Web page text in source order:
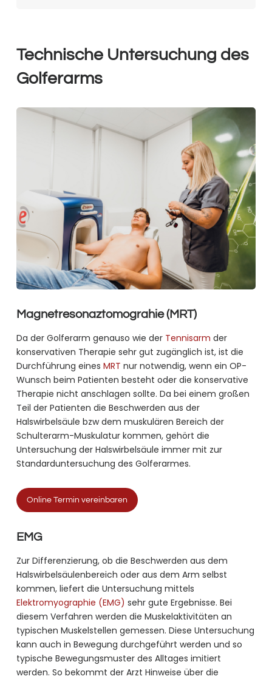
Technische Untersuchung des
Golferarms
Magnetresonaztomograhie (MRT)
Da der Golferarm genauso wie der Tennisarm der
konservativen Therapie sehr gut zugänglich ist, ist die
Durchführung eines MRT nur notwendig, wenn ein OP-
Wunsch beim Patienten besteht oder die konservative
Therapie nicht anschlagen sollte. Da bei einem großen
Teil der Patienten die Beschwerden aus der
Halswirbelsäule bzw dem muskulären Bereich der
Schulterarm-Muskulatur kommen, gehört die
Untersuchung der Halswirbelsäule immer mit zur
Standarduntersuchung des Golferarmes.
Online Termin vereinbaren
EMG
Zur Differenzierung, ob die Beschwerden aus dem
Halswirbelsäulenbereich oder aus dem Arm selbst
kommen, liefert die Untersuchung mittels
Elektromyographie (EMG) sehr gute Ergebnisse. Bei
diesem Verfahren werden die Muskelaktivitäten an
typischen Muskelstellen gemessen. Diese Untersuchung
kann auch in Bewegung durchgeführt werden und so
typische Bewegungsmuster des Alltages imitiert
werden. So bekommt der Arzt Hinweise über die